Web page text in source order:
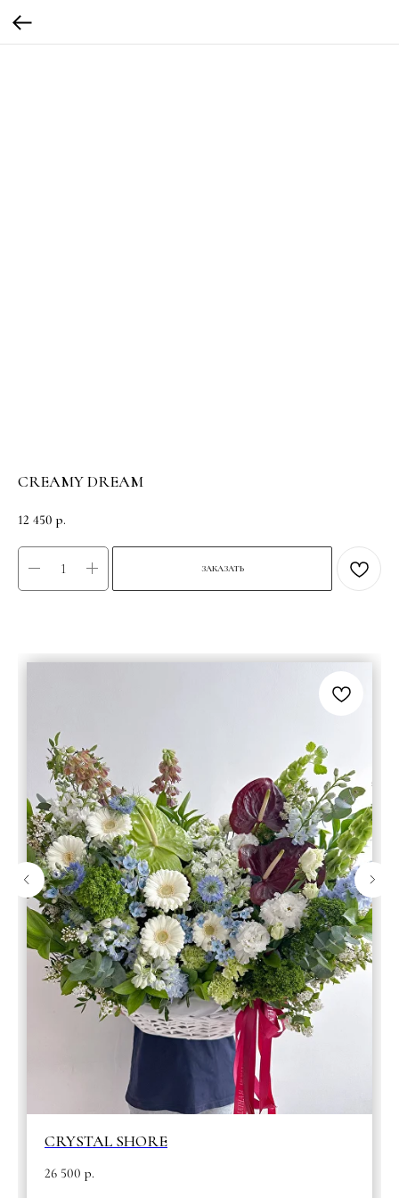
CREAMY DREAM
12 450 р.
ЗАКАЗАТЬ
CRYSTAL SHORE
26 500 р.